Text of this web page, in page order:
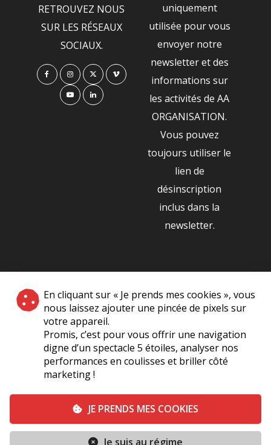
En cliquant sur « Je prends mes cookies », vous
nous laissez ajouter une pincée de pixels sur
votre appareil.
Promis, c’est pour vous offrir une navigation
digne d’un spectacle 5 étoiles, analyser nos
performances en coulisses et briller côté
marketing !
JE PRENDS MES COOKIES
Je suis au régime
RETROUVEZ NOUS
SUR LES RÉSEAUX
SOCIAUX.
uniquement
utilisée pour vous
envoyer notre
newsletter et des
informations sur
les activités de AA
ORGANISATION.
Vous pouvez
toujours utiliser le
lien de
désinscription
inclus dans la
newsletter.
NOS PARTENAIRES
|
Plan du site A Propos de Nous
Mentions légales Vie Privée
Conditions générales de vente